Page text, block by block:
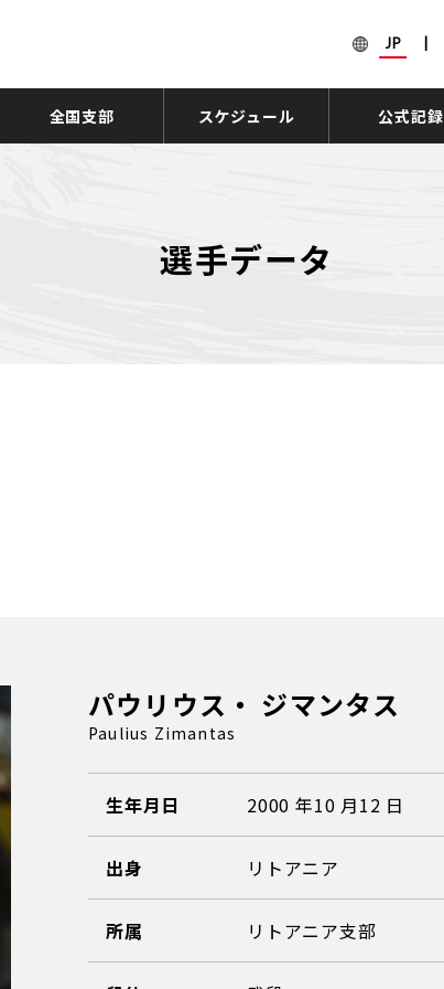
JP
全国支部 スケジュール 公式記録
選手データ
パウリウス・ ジマンタス
Paulius Zimantas
生年月日 2000 年10 月12 日
出身 リトアニア
所属 リトアニア支部